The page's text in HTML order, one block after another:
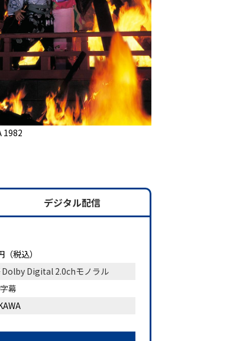
1982
デジタル配信
税込）
Dolby Digital 2.0chモノラル
幕